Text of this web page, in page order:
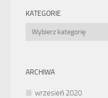
KATEGORIE
Kategorie
ARCHIWA
wrzesień 2020